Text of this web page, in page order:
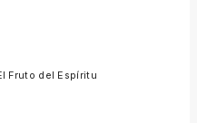
Fruto del Espíritu